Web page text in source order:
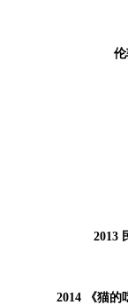
2013
2014 《猫的